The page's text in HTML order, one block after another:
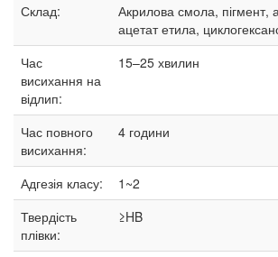
Склад:
Акрилова смола, пігмент,
ацетат етила,
Час
висихання на
відлип:
15–25 хвилин
Час повного
висихання:
4 години
Адгезія класу:
1~2
Твердість
плівки:
≥HB